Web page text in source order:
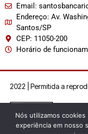
Email:
Endereço: Av.
Santos/SP
CEP: 11050-200
Horário de
2022 | Permitida a
Nós utilizamos
experiência em nosso